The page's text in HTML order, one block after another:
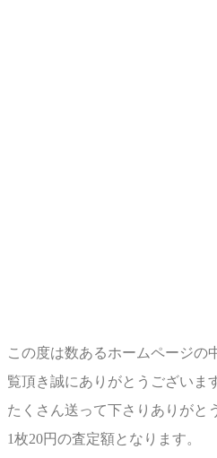
この度は数あるホームページの
覧頂き誠にありがとうございま
たくさん送って下さりありがと
1枚20円の査定額となります。